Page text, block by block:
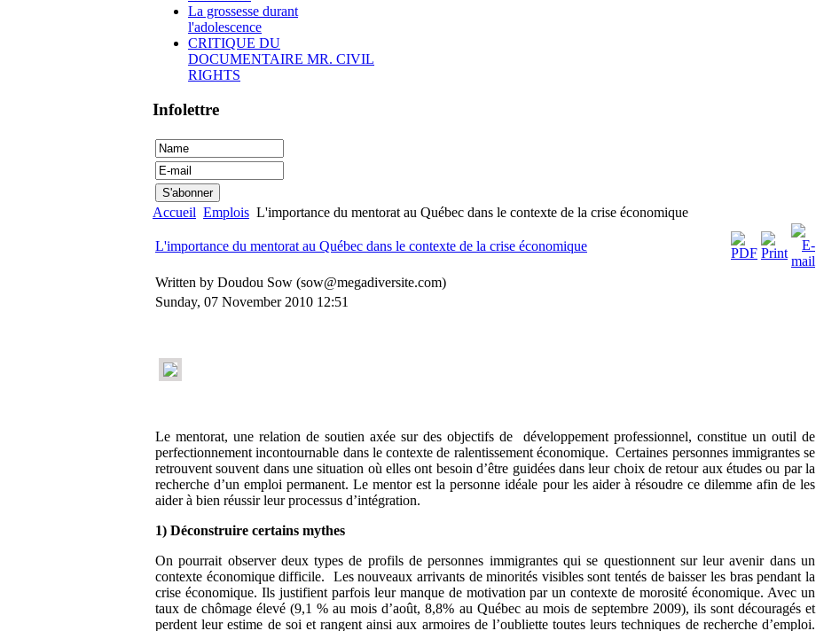
La grossesse durant
l'adolescence
CRITIQUE DU
DOCUMENTAIRE MR. CIVIL
RIGHTS
Infolettre
Accueil Emplois L'importance du mentorat au Québec dans le contexte de la crise économique
L'importance du mentorat au Québec dans le contexte de la crise économique
Written by Doudou Sow (sow@megadiversite.com)
Sunday, 07 November 2010 12:51
Le mentorat, une relation de soutien axée sur des objectifs de développement professionnel, constitue un outil de
perfectionnement incontournable dans le contexte de ralentissement économique. Certaines personnes immigrantes se
retrouvent souvent dans une situation où elles ont besoin d’être guidées dans leur choix de retour aux études ou par la
recherche d’un emploi permanent. Le mentor est la personne idéale pour les aider à résoudre ce dilemme afin de les
aider à bien réussir leur processus d’intégration.
1) Déconstruire certains mythes
On pourrait observer deux types de profils de personnes immigrantes qui se questionnent sur leur avenir dans un
contexte économique difficile. Les nouveaux arrivants de minorités visibles sont tentés de baisser les bras pendant la
crise économique. Ils justifient parfois leur manque de motivation par un contexte de morosité économique. Avec un
taux de chômage élevé (9,1 % au mois d’août, 8,8% au Québec au mois de septembre 2009), ils sont découragés et
perdent leur estime de soi et rangent ainsi aux armoires de l’oubliette toutes leurs techniques de recherche d’emploi.